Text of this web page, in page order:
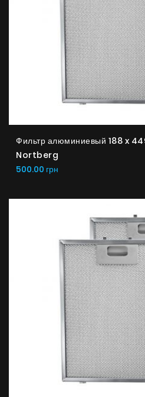
Фильтр алюминиевый 188 x
Nortberg
500.00 грн